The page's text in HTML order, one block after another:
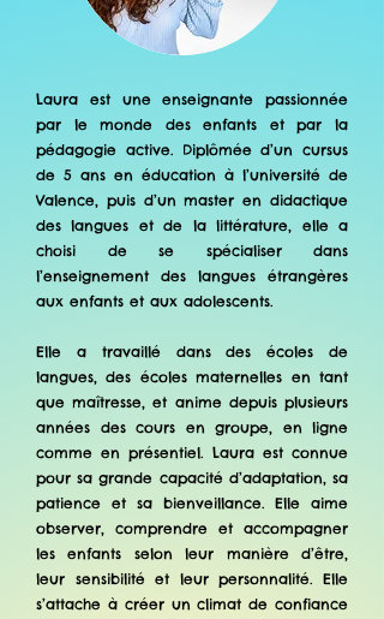
Laura est une enseignante passionnée
par le monde des enfants et par la
pédagogie active. Diplômée d’un cursus
de 5 ans en éducation à l’université de
Valence, puis d’un master en didactique
des langues et de la littérature, elle a
choisi de se spécialiser dans
l’enseignement des langues étrangères
aux enfants et aux adolescents.
Elle a travaillé dans des écoles de
langues, des écoles maternelles en tant
que maîtresse, et anime depuis plusieurs
années des cours en groupe, en ligne
comme en présentiel. Laura est connue
pour sa grande capacité d’adaptation, sa
patience et sa bienveillance. Elle aime
observer, comprendre et accompagner
les enfants selon leur manière d’être,
leur sensibilité et leur personnalité. Elle
s’attache à créer un climat de confiance